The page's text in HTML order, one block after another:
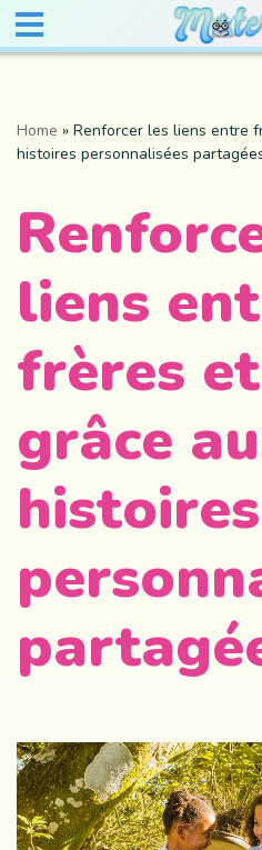
Home » Renforcer les liens entre
histoires personnalisées
liens
frères
grâce
histoires